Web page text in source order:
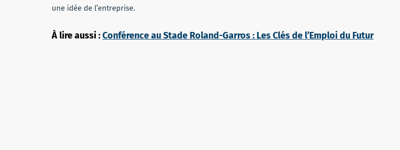
une idée de l’entreprise.
À lire aussi :Conférence au Stade Roland-Garros : Les Clés de l’Emploi du Futur